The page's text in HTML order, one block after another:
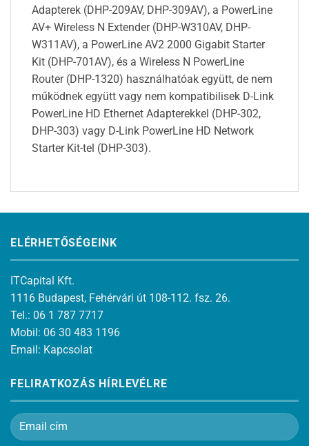
Adapterek (DHP-209AV, DHP-309AV), a PowerLine
AV+ Wireless N Extender (DHP-W310AV, DHP-
W311AV), a PowerLine AV2 2000 Gigabit Starter
Kit (DHP-701AV), és a Wireless N PowerLine
Router (DHP-1320) használhatóak együtt, de nem
működnek együtt vagy nem kompatibilisek D-Link
PowerLine HD Ethernet Adapterekkel (DHP-302,
DHP-303) vagy D-Link PowerLine HD Network
Starter Kit-tel (DHP-303).
ELÉRHETŐSÉGEINK
ITCapital Kft.
1116 Budapest, Fehérvári út 108-112. fsz. 26.
Tel.: 06 1 787 7717
Mobil: 06 30 483 1196
Email: Kapcsolat
FELIRATKOZÁS HÍRLEVÉLRE